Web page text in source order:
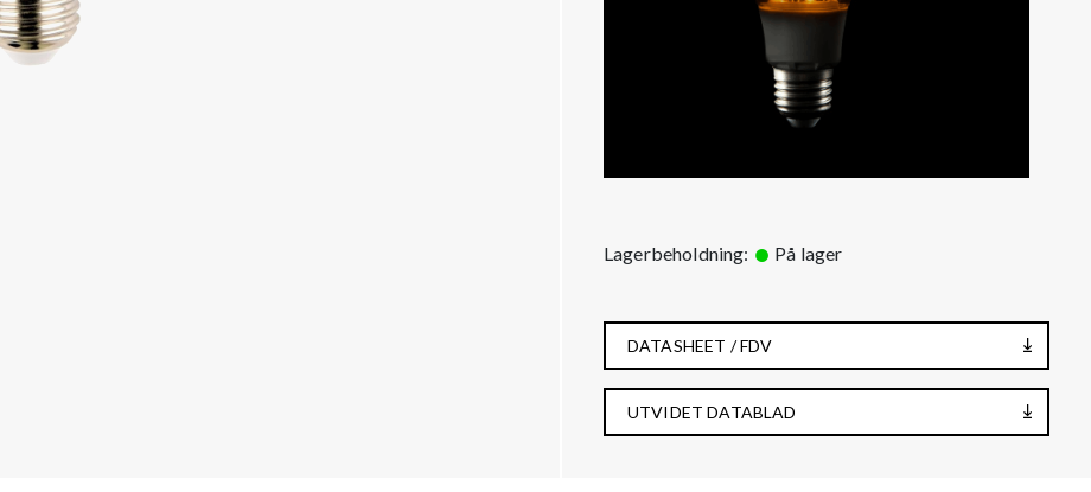
Lagerbeholdning: På lager
DATASHEET / FDV
UTVIDET DATABLAD